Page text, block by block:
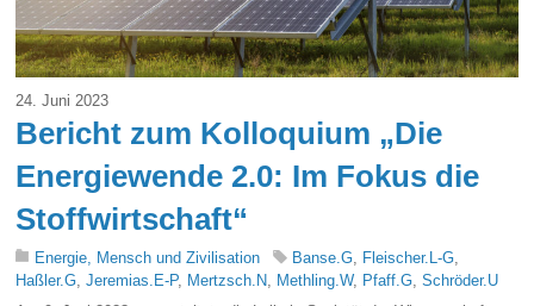
24. Juni 2023
Bericht zum Kolloquium „Die
Energiewende 2.0: Im Fokus die
Stoffwirtschaft“
Energie, Mensch und Zivilisation Banse.G Fleischer.L-G
Haßler.G ,Jeremias.E-P, Mertzsch.N Methling.W, Pfaff.G ,Schröder.U